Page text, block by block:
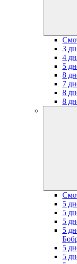
3
4
5
8
7
8
8
5
5
5
5
5
5